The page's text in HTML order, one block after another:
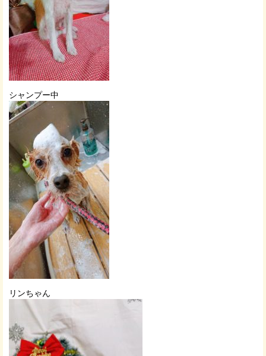
シャンプー中
リンちゃん